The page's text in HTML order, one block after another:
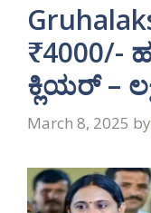
₹4000/-
ಕ್ಲಿಯರ್ –
March 8, 2025 by